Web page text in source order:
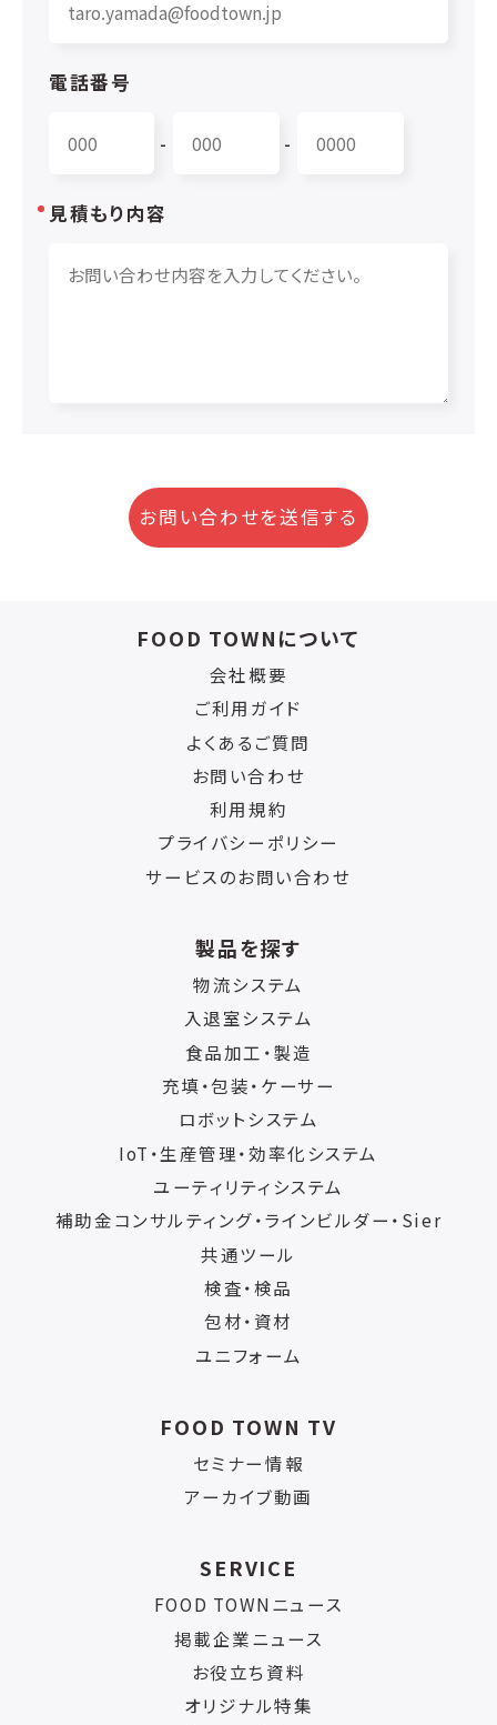
電話番号
- -
見積もり内容
お問い合わせを送信する
FOOD TOWNについて
会社概要
ご利用ガイド
よくあるご質問
お問い合わせ
利用規約
プライバシーポリシー
サービスのお問い合わせ
製品を探す
物流システム
入退室システム
食品加工・製造
充填・包装・ケーサー
ロボットシステム
IoT・生産管理・効率化システム
ユーティリティシステム
補助金コンサルティング・ラインビルダー・Sier
共通ツール
検査・検品
包材・資材
ユニフォーム
FOOD TOWN TV
セミナー情報
アーカイブ動画
SERVICE
FOOD TOWNニュース
掲載企業ニュース
お役立ち資料
オリジナル特集